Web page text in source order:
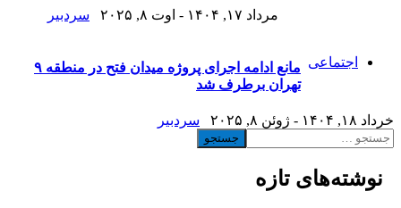
مرداد ۱۷, ۱۴۰۴ - اوت ۸, ۲۰۲۵ سردبیر
اجتماعی
مانع ادامه اجرای پروژه میدان فتح در منطقه ۹
تهران برطرف شد
خرداد ۱۸, ۱۴۰۴ - ژوئن ۸, ۲۰۲۵
سردبیر
جستجو
برای:
نوشته‌های تازه